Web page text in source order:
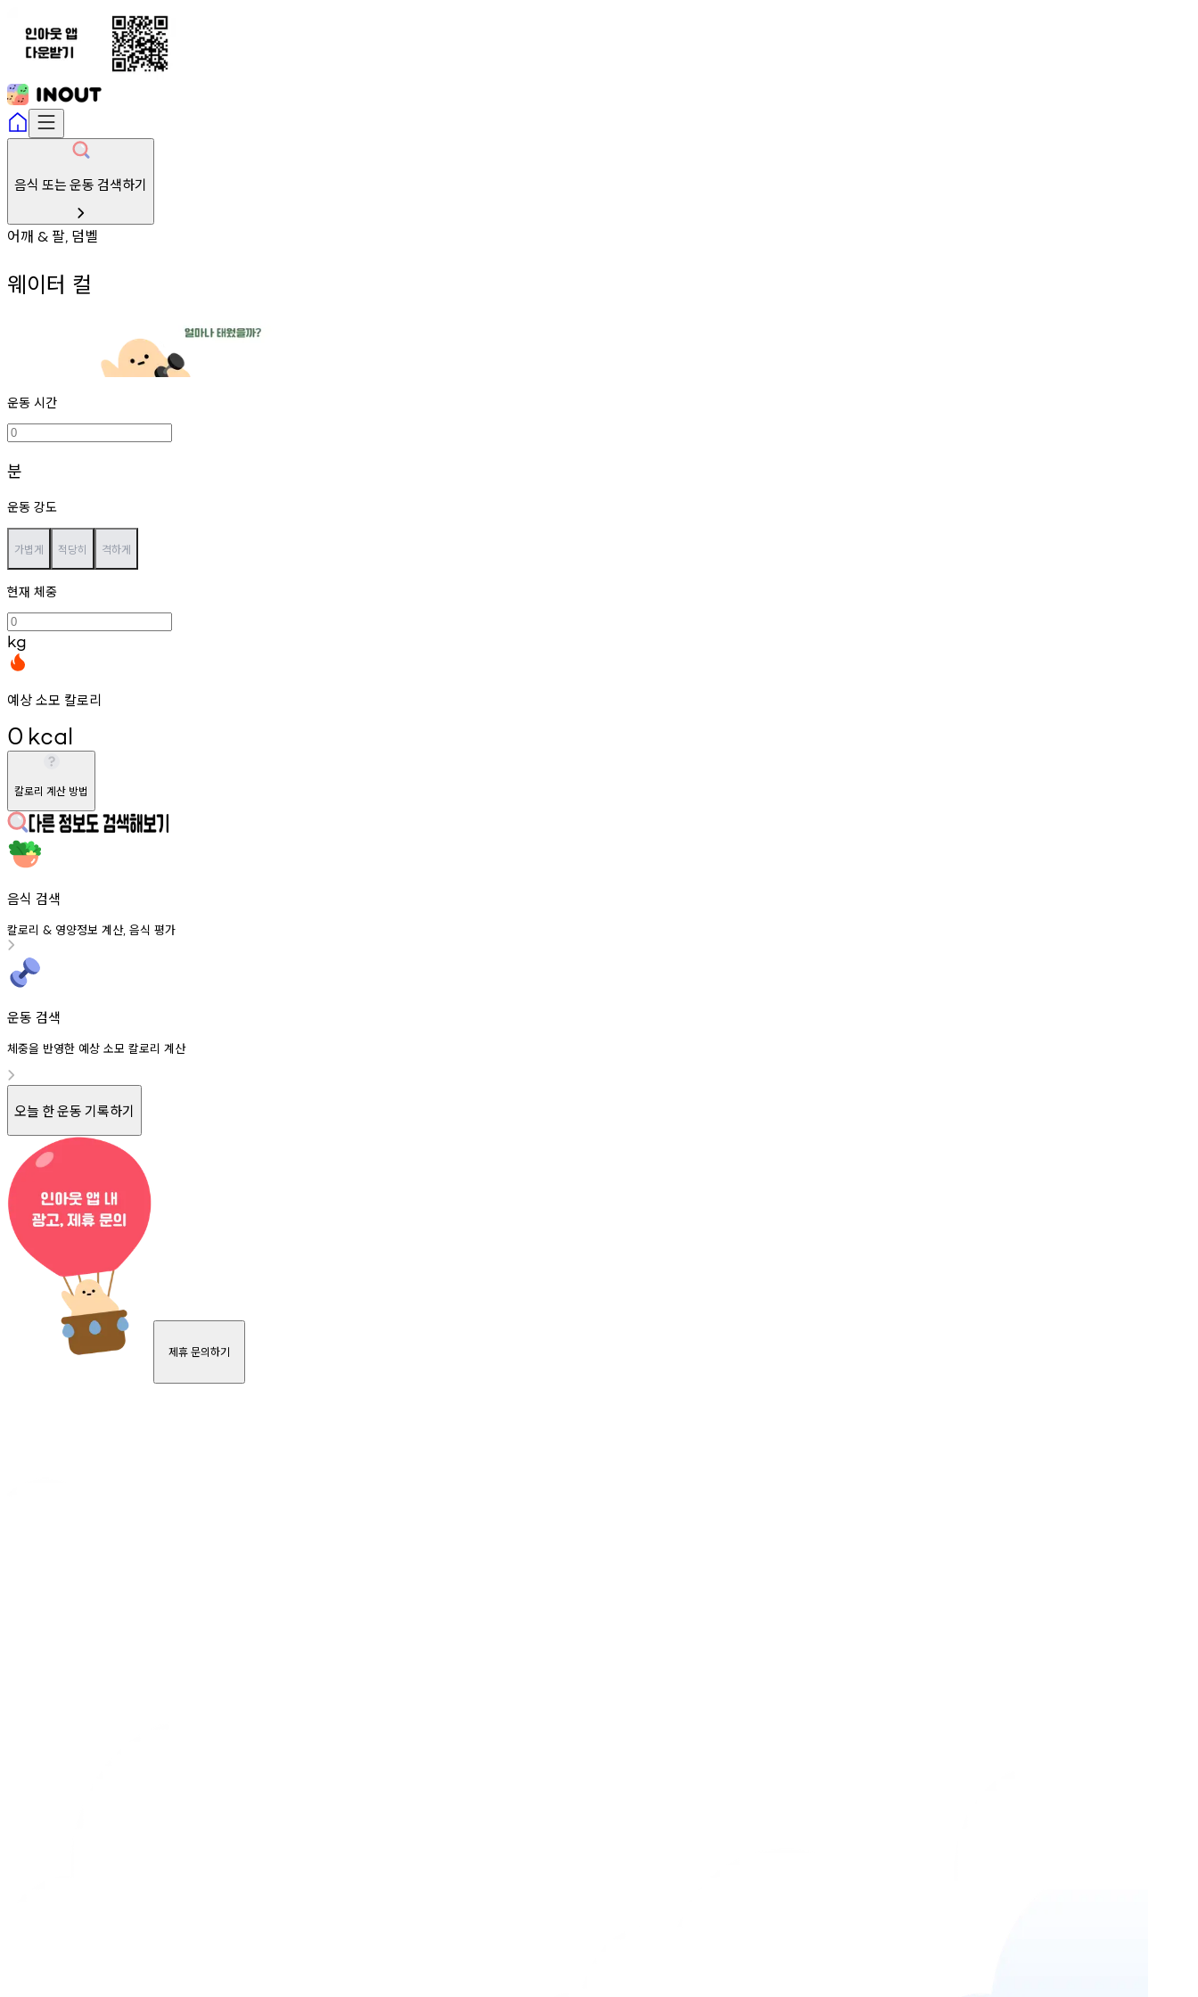
음식 또는 운동 검색하기
어깨 & 팔, 덤벨
웨이터 컬
운동 시간
분
운동 강도
가볍게 적당히 격하게
현재 체중
kg
예상 소모 칼로리
0 kcal
칼로리 계산 방법
음식 검색
칼로리 & 영양정보 계산, 음식 평가
운동 검색
체중을 반영한 예상 소모 칼로리 계산
오늘 한 운동 기록하기
제휴 문의하기